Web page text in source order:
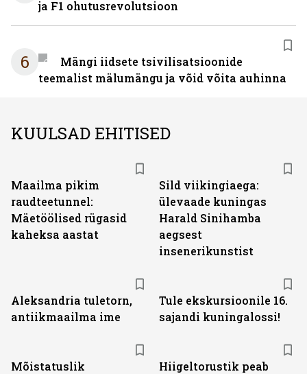
ja F1 ohutusrevolutsioon
6
Mängi iidsete tsivilisatsioonide
teemalist mälumängu ja võid võita auhinna
KUULSAD EHITISED
Maailma pikim
raudteetunnel:
Mäetöölised rügasid
kaheksa aastat
Sild viikingiaega:
ülevaade kuningas
Harald Sinihamba
aegsest
insenerikunstist
Aleksandria tuletorn,
antiikmaailma ime
Tule ekskursioonile 16.
sajandi kuningalossi!
Mõistatuslik
Hiigeltorustik peab